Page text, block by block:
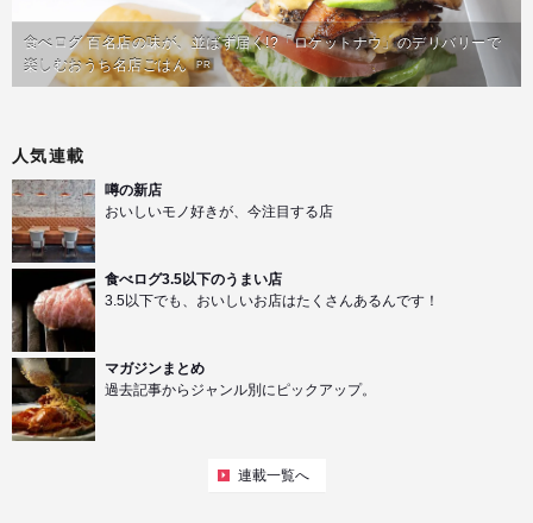
食べログ 百名店の味が、並ばず届く!?「ロケットナウ」のデリバリーで
楽しむおうち名店ごはん PR
人気連載
噂の新店
おいしいモノ好きが、今注目する店
食べログ3.5以下のうまい店
3.5以下でも、おいしいお店はたくさんあるんです！
マガジンまとめ
過去記事からジャンル別にピックアップ。
連載一覧へ